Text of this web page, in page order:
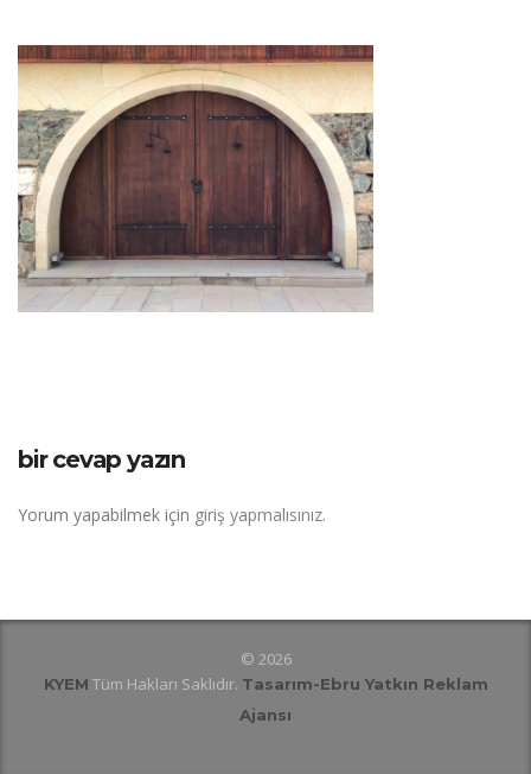
bir cevap yazın
Yorum yapabilmek için giriş yapmalısınız.
© 2026
KYEM Tüm Hakları Saklıdır. Tasarım-Ebru Yatkın Reklam
Ajansı